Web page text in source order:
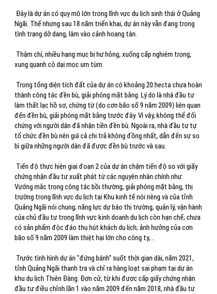
Đây là dự án có quy mô lớn trong lĩnh vực du lịch sinh thái ở Quảng
Ngãi. Thế nhưng sau 18 năm triển khai, dự án này vẫn đang trong
tình trạng dở dang, lâm vào cảnh hoang tàn.
Thậm chí, nhiều hạng mục bị hư hỏng, xuống cấp nghiêm trọng,
xung quanh cỏ dại mọc um tùm.
Trong tổng diện tích đất của dự án có khoảng 20 hecta chưa hoàn
thành công tác đền bù, giải phóng mặt bằng. Lý do là nhà đầu tư
làm thất lạc hồ sơ, chứng từ (do cơn bão số 9 năm 2009) liên quan
đến đền bù, giải phóng mặt bằng trước đây. Vì vậy, không thể đối
chứng với người dân đã nhận tiền đền bù. Ngoài ra, nhà đầu tư tự
tổ chức đền bù nên giá cả chi trả không đồng nhất, dẫn đến sự so
bì giữa những người dân đã được đền bù trước và sau.
Tiến độ thực hiện giai đoạn 2 của dự án chậm tiến độ so với giấy
chứng nhận đầu tư xuất phát từ các nguyên nhân chính như:
Vướng mắc trong công tác bồi thường, giải phóng mặt bằng, thị
trường trong lĩnh vực du lịch tại Khu kinh tế nói riêng và của tỉnh
Quảng Ngãi nói chung; năng lực dự báo thị trường, quản lý, vận hành
của chủ đầu tư trong lĩnh vực kinh doanh du lịch còn hạn chế; chưa
có sản phẩm độc đáo thu hút khách du lịch; ảnh hưởng của cơn
bão số 9 năm 2009 làm thiệt hại lớn cho công ty,…
Trước tình hình dự án "đứng bánh" suốt thời gian dài, năm 2021,
tỉnh Quảng Ngãi thanh tra và chỉ ra hàng loạt sai phạm tại dự án
khu du lịch Thiên Đàng. Đơn cử, từ khi được cấp giấy chứng nhận
đầu tư điều chỉnh lần 1 vào năm 2009 đến năm 2018, nhà đầu tư